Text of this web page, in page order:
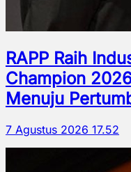
RAPP Raih
Champion
Menuju
7 Agustus 2026 17.52